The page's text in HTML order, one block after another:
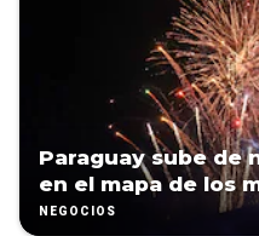
Paraguay sube de
en el mapa de los
NEGOCIOS